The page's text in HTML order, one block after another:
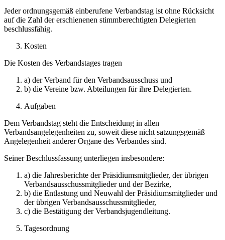
Jeder ordnungsgemäß einberufene Verbandstag ist ohne Rücksicht
auf die Zahl der erschienenen stimmberechtigten Delegierten
beschlussfähig.
Kosten
Die Kosten des Verbandstages tragen
a) der Verband für den Verbandsausschuss und
b) die Vereine bzw. Abteilungen für ihre Delegierten.
Aufgaben
Dem Verbandstag steht die Entscheidung in allen
Verbandsangelegenheiten zu, soweit diese nicht satzungsgemäß
Angelegenheit anderer Organe des Verbandes sind.
Seiner Beschlussfassung unterliegen insbesondere:
a) die Jahresberichte der Präsidiumsmitglieder, der übrigen
Verbandsausschussmitglieder und der Bezirke,
b) die Entlastung und Neuwahl der Präsidiumsmitglieder und
der übrigen Verbandsausschussmitglieder,
c) die Bestätigung der Verbandsjugendleitung.
Tagesordnung